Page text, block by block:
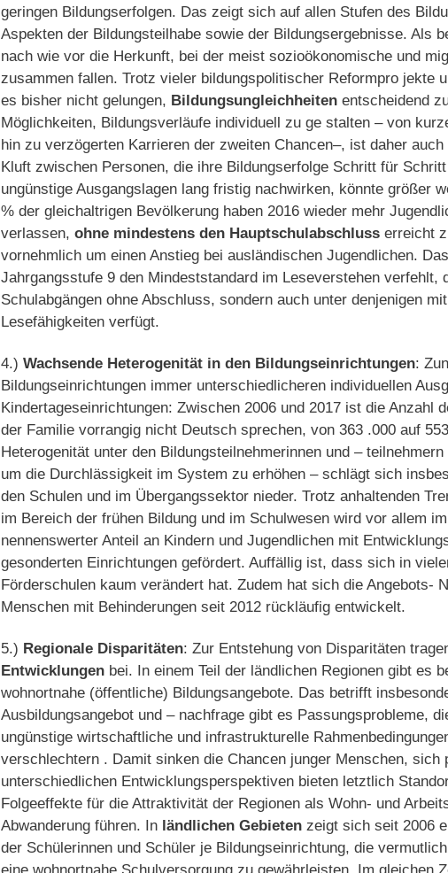
geringen Bildungs­erfolgen. Das zeigt sich auf allen Stufen des
Aspekten der Bildungsteilhabe sowie der Bildungsergebnisse. Als
nach wie vor die Herkunft, bei der meist sozioökonomische und
zusammen­ fallen. Trotz vieler bildungspolitischer Reformpro­ jekte
es bisher nicht gelungen, Bildungsungleichheiten entscheidend
Möglichkeiten, Bildungsverläufe individuell zu ge­ stalten – von
hin zu verzögerten Karrieren der zweiten Chancen–, ist daher
Kluft zwischen Personen, die ihre Bildungserfolge Schritt für
ungünstige Ausgangslagen lang­ fristig nachwirken, könnte größer
% der gleichaltrigen Bevölkerung haben 2016 wieder mehr
verlassen, ohne mindestens den Hauptschulabschluss erreicht
vornehmlich um einen Anstieg bei ausländischen Jugendlichen.
Jahrgangsstufe 9 den Mindest­standard im Leseverstehen verfehlt,
Schulabgängen ohne Abschluss, sondern auch unter denjenigen
Lesefähigkeiten verfügt.
4.) Wachsende Heterogenität in den Bildungseinrichtungen:
Bildungseinrichtungen im­mer unterschiedlicheren individuellen
Kindertageseinrichtungen: Zwischen 2006 und 2017 ist die Anzahl
der Familie vorrangig nicht Deutsch sprechen, von 363 .000 auf
Hete­rogenität unter den Bildungsteilnehmerinnen und –
um die Durchlässigkeit im System zu erhöhen – schlägt sich
den Schulen und im Übergangssektor nieder. Trotz anhaltenden
im Bereich der frühen Bildung und im Schulwesen wird vor allem
nennenswerter Anteil an Kindern und Jugendli­chen mit
gesonderten Einrichtungen gefördert. Auf­fällig ist, dass sich in
Förderschulen kaum verändert hat. Zudem hat sich die Angebots-
Menschen mit Behinderungen seit 2012 rückläufig entwickelt.
5.) Regionale Disparitäten: Zur Entstehung von Disparitäten
Entwicklungen bei. In einem Teil der ländlichen Regionen gibt es
wohnortnahe (öffentliche) Bildungsangebote. Das betrifft
Ausbildungs­angebot und – nachfrage gibt es Passungsprobleme,
ungünstige wirt­schaftliche und infrastrukturelle
verschlechtern . Damit sinken die Chancen junger Menschen,
unter­schiedlichen Entwicklungsperspektiven bieten letztlich
Folgeeffekte für die Attraktivität der Regionen als Wohn- und
Abwanderung führen. In ländlichen Gebieten zeigt sich seit 2006
der Schülerinnen und Schüler je Bildungseinrichtung, die